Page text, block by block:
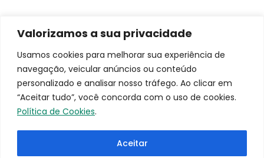
Valorizamos a sua privacidade
Usamos cookies para melhorar sua experiência de
navegação, veicular anúncios ou conteúdo
personalizado e analisar nosso tráfego. Ao clicar em
“Aceitar tudo”, você concorda com o uso de cookies.
Política de Cookies.
Aceitar
Contato
(16)
3953-
9100
santacasa@iscmpontal.com.br
Endereço
Rua:
Ananias da
Costa
Centro
Cidade:
LGPD